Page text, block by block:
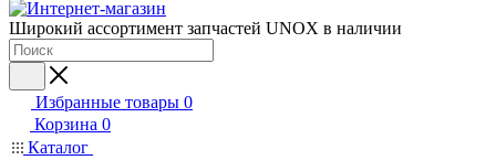
Широкий ассортимент запчастей UNOX в наличии
Избранные товары 0
Корзина 0
Каталог